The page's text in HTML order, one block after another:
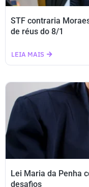
STF contraria
de réus do 8/1
LEIA MAIS
Lei Maria da Penha
desafios